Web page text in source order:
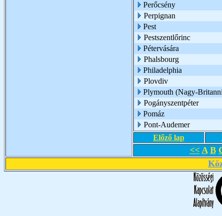
Perőcsény
Perpignan
Pest
Pestszentlőrinc
Pétervására
Phalsbourg
Philadelphia
Plovdiv
Plymouth (Nagy-
Pogányszentpéter
Pomáz
Pont-Audemer
Előző lap
<< A B